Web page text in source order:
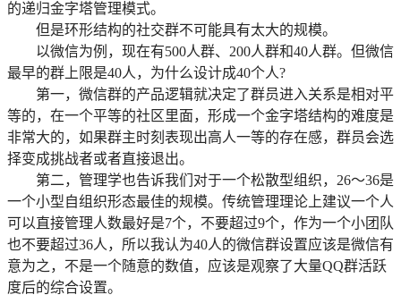
的递归金字塔管理模式。
但是环形结构的社交群不可能具有太大的规模。
以微信为例，现在有500人群、200人群和40人群。但微信
最早的群上限是40人，为什么设计成40个人?
第一，微信群的产品逻辑就决定了群员进入关系是相对平
等的，在一个平等的社区里面，形成一个金字塔结构的难度是
非常大的，如果群主时刻表现出高人一等的存在感，群员会选
择变成挑战者或者直接退出。
第二，管理学也告诉我们对于一个松散型组织，26～36是
一个小型自组织形态最佳的规模。传统管理理论上建议一个人
可以直接管理人数最好是7个，不要超过9个，作为一个小团队
也不要超过36人，所以我认为40人的微信群设置应该是微信有
意为之，不是一个随意的数值，应该是观察了大量QQ群活跃
度后的综合设置。